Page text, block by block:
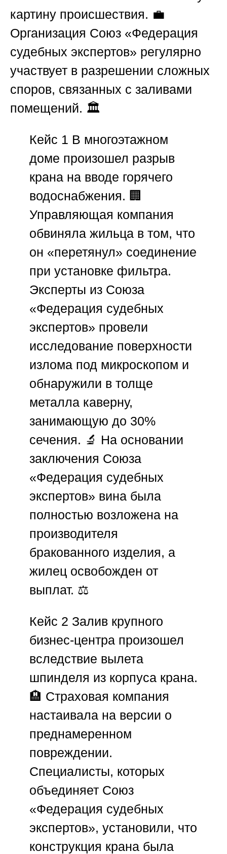
картину происшествия. 💼
Организация Союз «Федерация
судебных экспертов» регулярно
участвует в разрешении сложных
споров, связанных с заливами
помещений. 🏛️
Кейс 1 В многоэтажном
доме произошел разрыв
крана на вводе горячего
водоснабжения. 🏢
Управляющая компания
обвиняла жильца в том, что
он «перетянул» соединение
при установке фильтра.
Эксперты из Союза
«Федерация судебных
экспертов» провели
исследование поверхности
излома под микроскопом и
обнаружили в толще
металла каверну,
занимающую до 30%
сечения. 🔬 На основании
заключения Союза
«Федерация судебных
экспертов» вина была
полностью возложена на
производителя
бракованного изделия, а
жилец освобожден от
выплат. ⚖️
Кейс 2 Залив крупного
бизнес-центра произошел
вследствие вылета
шпинделя из корпуса крана.
🏨 Страховая компания
настаивала на версии о
преднамеренном
повреждении.
Специалисты, которых
объединяет Союз
«Федерация судебных
экспертов», установили, что
конструкция крана была